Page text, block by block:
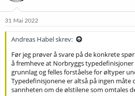
o
e
31 Mai 2022
Andreas Habel skrev:
Før jeg prøver å svare på de konkrete
å fremheve at Norbryggs
grunnlag og felles forståelse for øltyper
Typedefinisjonene er altså på ingen måte
sannheten om de ølstilene som omtales